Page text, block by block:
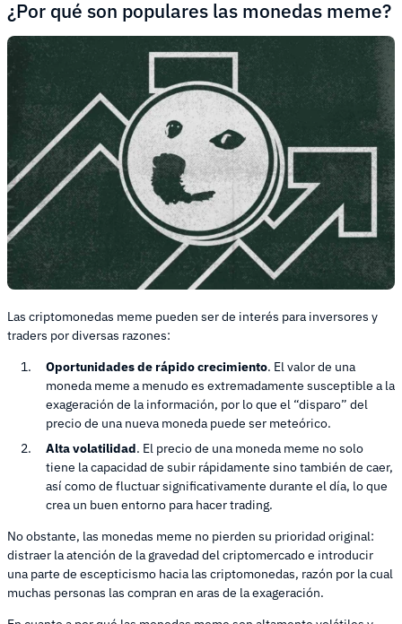
¿Por qué son populares las monedas meme?
Las criptomonedas meme pueden ser de interés para inversores y
traders por diversas razones:
Oportunidades de rápido crecimiento. El valor de una
moneda meme a menudo es extremadamente susceptible a la
exageración de la información, por lo que el “disparo” del
precio de una nueva moneda puede ser meteórico.
Alta volatilidad. El precio de una moneda meme no solo
tiene la capacidad de subir rápidamente sino también de caer,
así como de fluctuar significativamente durante el día, lo que
crea un buen entorno para hacer trading.
No obstante, las monedas meme no pierden su prioridad original:
distraer la atención de la gravedad del criptomercado e introducir
una parte de escepticismo hacia las criptomonedas, razón por la cual
muchas personas las compran en aras de la exageración.